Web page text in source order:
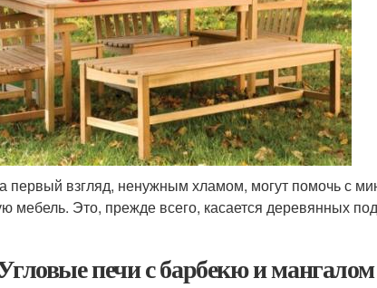
первый взгляд, ненужным хламом, могут помочь с
мебель. Это, прежде всего, касается деревянных
печи с барбекю и